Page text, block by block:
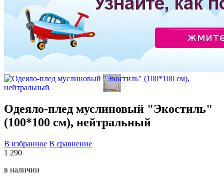
Одеяло-плед муслиновый "Экостиль"
(100*100 см), нейтральный
В избранное В сравнение
1 290
в наличии